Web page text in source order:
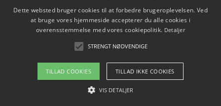
Copyright 2026 - Pilanto Aps
Om / kontakt
Blog Betingelser
Dette websted bruger cookies til at forbedre brugeroplevelsen. Ved
at bruge vores hjemmeside accepterer du alle cookies i
overensstemmelse med vores cookiepolitik. Detaljer
STRENGT NØDVENDIGE
TILLAD COOKIES TILLAD IKKE COOKIES
VIS DETALJER